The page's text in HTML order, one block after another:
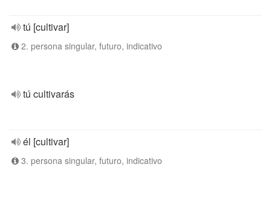
tú [cultivar]
2. persona singular, futuro, indicativo
tú cultivarás
él [cultivar]
3. persona singular, futuro, indicativo